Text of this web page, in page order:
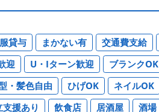
貸与 まかない有 交通費支給
迎 U・Iターン歓迎 ブランクOK
・髪色自由 ひげOK ネイルOK
支援あり 飲食店 居酒屋 酒場